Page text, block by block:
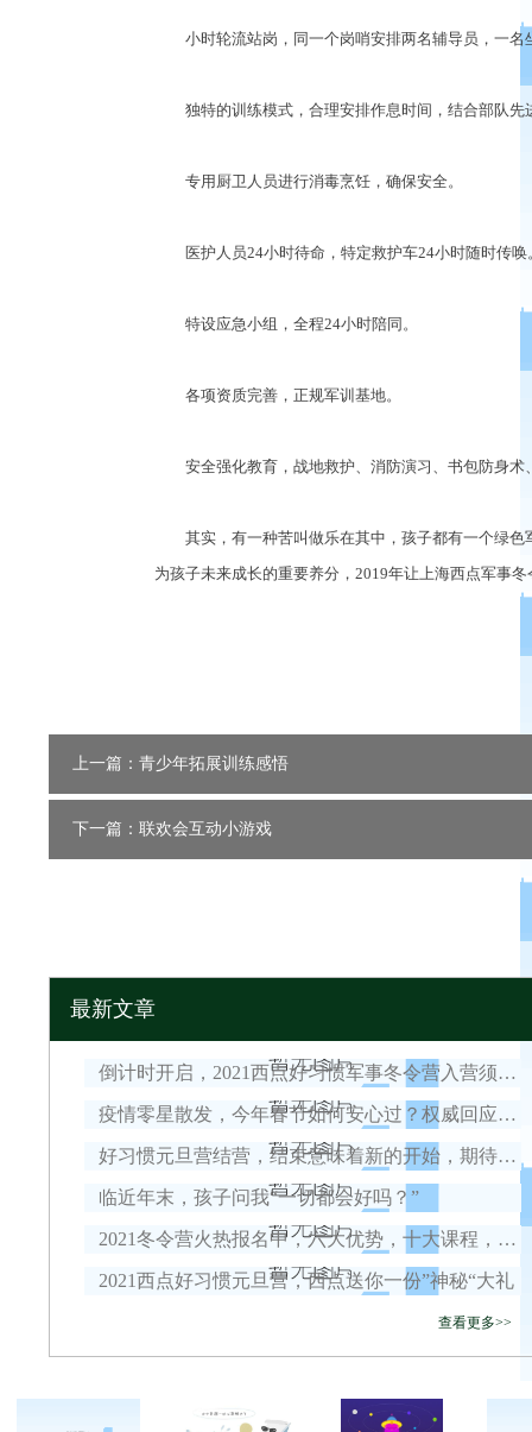
小时轮流站岗，同一个岗哨安排两名辅导员，一名
独特的训练模式，合理安排作息时间，结合部队先
专用厨卫人员进行消毒烹饪，确保安全。
医护人员24小时待命，特定救护车24小时随时传唤
特设应急小组，全程24小时陪同。
各项资质完善，正规军训基地。
安全强化教育，战地救护、消防演习、书包防身术
其实，有一种苦叫做乐在其中，孩子都有一个绿色
为孩子未来成长的重要养分，2019年让上海西点军事
上一篇：青少年拓展训练感悟
下一篇：联欢会互动小游戏
最新文章
倒计时开启，2021西点好习惯军事冬令营入营须知！
疫情零星散发，今年春节如何安心过？权威回应来了！
好习惯元旦营结营，结束意味着新的开始，期待我们下一次的相遇！
临近年末，孩子问我“一切都会好吗？”
2021冬令营火热报名中，六大优势，十大课程，安全保障全面升级！
2021西点好习惯元旦营，西点送你一份”神秘“大礼
查看更多>>